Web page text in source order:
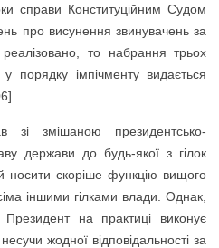
справи Конституційним Судом
про висунення звинувачень за
то набрання трьох
порядку імпічменту видається
зі змішаною президентсько-
держави до будь-якої з гілок
носити скоріше функцію вищого
іншими гілками влади. Однак,
на практиці виконує
жодної відповідальності за